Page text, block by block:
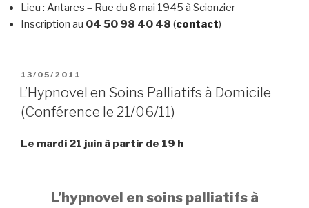
Lieu : Antares – Rue du 8 mai 1945 à Scionzier
Inscription au 04 50 98 40 48 (contact)
PUBLIÉ
LE
13/05/2011
L’Hypnovel en Soins Palliatifs à Domicile
(Conférence le 21/06/11)
Le mardi 21 juin à partir de 19 h
L’hypnovel en soins palliatifs à